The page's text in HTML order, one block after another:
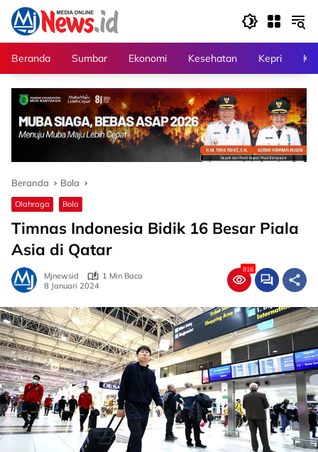
Langsung
konten
Beranda
Sumbar Ekonomi Kesehatan Kepri
Beranda Bola
Olahraga Bola
Timnas Indonesia Bidik 16 Besar Piala
Asia di Qatar
Mjnewsid
1 Min Baca
8 Januari 2024
816